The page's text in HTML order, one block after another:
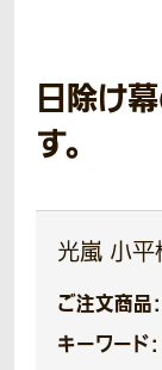
日除け
す。
光嵐 小平
ご注文商品：
キーワード：